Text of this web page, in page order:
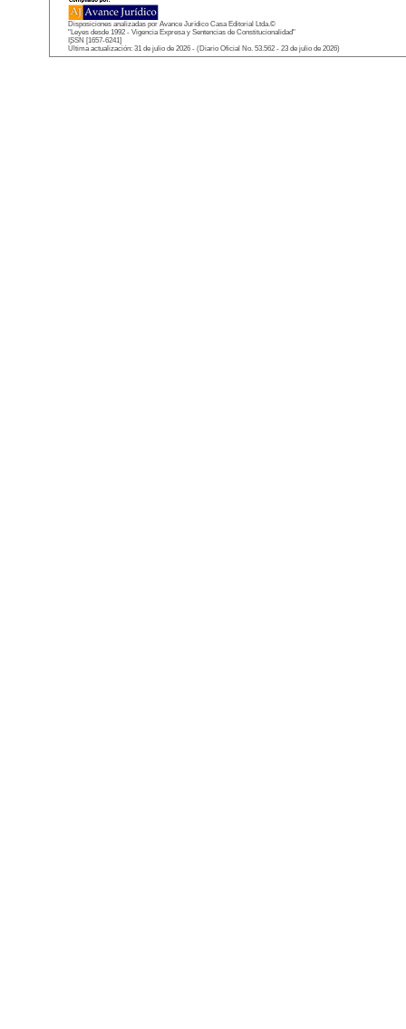
Disposiciones analizadas por Avance Jurídico Casa Editorial Ltda.©
"Leyes desde 1992 - Vigencia Expresa y Sentencias de Constitucionalidad"
ISSN [1657-6241]
Última actualización: 31 de julio de 2026 - (Diario Oficial No. 53.562 - 23 de julio de 2026)